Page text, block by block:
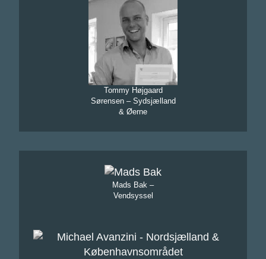
Tommy Højgaard
Sørensen – Sydsjælland
& Øerne
Mads Bak –
Vendsyssel